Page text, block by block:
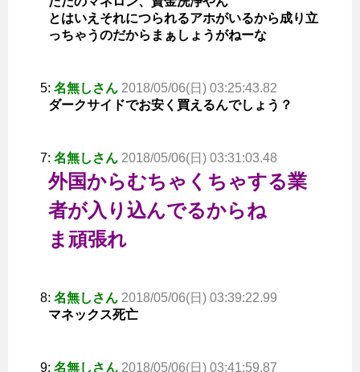
とはいえそれにつられるアホがいるから成り立
っちゃうのだからまぁしょうがねーな
5: 名無しさん 2018/05/06(日) 03:25:43.82
ダークサイドでお安く買えるんでしょう？
7: 名無しさん 2018/05/06(日) 03:31:03.48
外国からむちゃくちゃする業
者が入り込んでるからね
ま頑張れ
8: 名無しさん 2018/05/06(日) 03:39:22.99
マネックス死亡
9: 名無しさん 2018/05/06(日) 03:41:59.87